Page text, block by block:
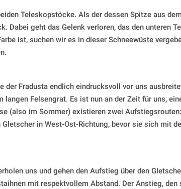
Teleskopstöcke. Als der dessen Spitze aus
Dabei geht das Gelenk verloren, das den unteren
ist, suchen wir es in dieser Schneewüste
Fradusta endlich eindrucksvoll vor uns
Felsengrat. Es ist nun an der Zeit für uns,
(also im Sommer) existieren zwei
in West-Ost-Richtung, bevor sie sich mit
uns und gehen den Aufstieg über den
mit respektvollem Abstand. Der Anstieg,